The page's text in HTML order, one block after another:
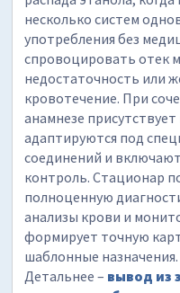
несколько систем
употребления без
спровоцировать отек
недостаточность или
кровотечение. При
анамнезе
адаптируются под
соединений и
контроль. Стационар
полноценную
анализы крови и
формирует точную
шаблонные назначения.
Детальнее – вывод из